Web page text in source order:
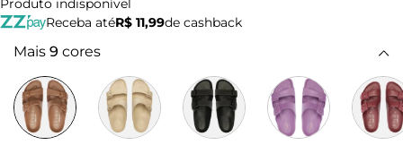
Produto indisponível
Receba atéR$ 11,99de cashback
Mais 9 cores